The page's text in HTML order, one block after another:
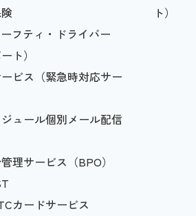
フティ・ドライバー
ト）
ビス（緊急時対応サー
ュール個別メール配信
理サービス（BPO）
カードサービス
ト）